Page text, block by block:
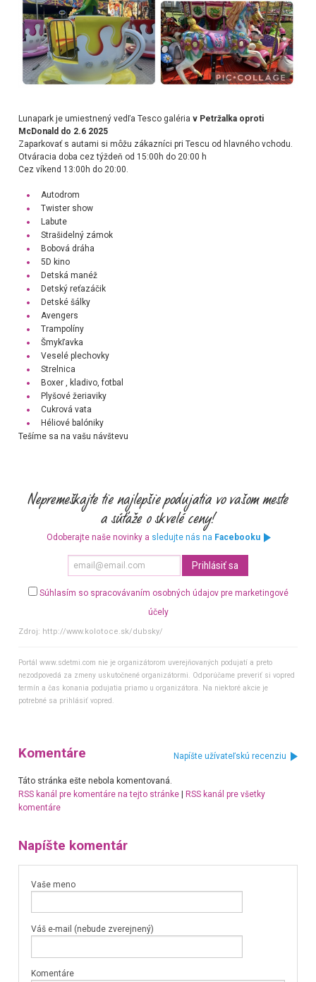
Lunapark je umiestnený vedľa Tesco galéria v Petržalka oproti
McDonald do 2.6 2025
Zaparkovať s autami si môžu zákazníci pri Tescu od hlavného vchodu.
Otváracia doba cez týždeň od 15:00h do 20:00 h
Cez víkend 13:00h do 20:00.
Autodrom
Twister show
Labute
Strašidelný zámok
Bobová dráha
5D kino
Detská manéž
Detský reťazáčik
Detské šálky
Avengers
Trampolíny
Šmykľavka
Veselé plechovky
Strelnica
Boxer , kladivo, fotbal
Plyšové žeriaviky
Cukrová vata
Héliové balóniky
Tešíme sa na vašu návštevu
Odoberajte naše novinky a sledujte nás na Facebooku
Súhlasím so spracovávaním osobných údajov pre marketingové
účely
Zdroj: http://www.kolotoce.sk/dubsky/
Portál www.sdetmi.com nie je organizátorom uverejňovaných podujatí a preto
nezodpovedá za zmeny uskutočnené organizátormi. Odporúčame preveriť si vopred
termín a čas konania podujatia priamo u organizátora. Na niektoré akcie je
potrebné sa prihlásiť vopred.
Komentáre Napíšte užívateľskú recenziu
Táto stránka ešte nebola komentovaná.
RSS kanál pre komentáre na tejto stránke| RSS kanál pre všetky
komentáre
Napíšte komentár
Vaše meno
Váš e-mail (nebude zverejnený)
Komentáre